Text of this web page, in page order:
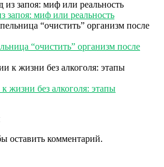
запоя: миф или реальность
“очистить” организм после
жизни без алкоголя: этапы
оставить комментарий.